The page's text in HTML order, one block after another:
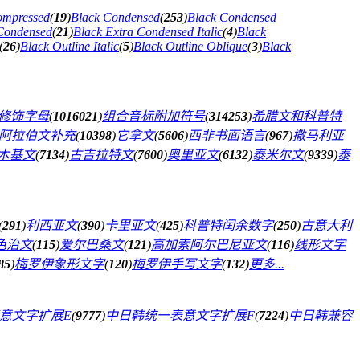
(19)Black Condensed(253)Black Condensed
(21)Black Extra Condensed Italic(4)Black
(26)Black Outline Italic(5)Black Outline Oblique(3)Black
饰字母(1016021)组合音标附加符号(314253)希腊文和科普特
拉伯文补充(10398)它拿文(5606)西非书面语言(967)撒马利亚
基文(7134)古吉拉特文(7600)奥里亚文(6132)泰米尔文(9339)泰
291)利西亚文(390)卡里亚文(425)科普特闰余数字(250)古意大利
治文(115)爱尔巴桑文(121)高加索阿尔巴尼亚文(116)线形文字
)梅罗伊象形文字(120)梅罗伊手写文字(132)更多...
文字扩展E(9777)中日韩统一表意文字扩展F(7224)中日韩兼容